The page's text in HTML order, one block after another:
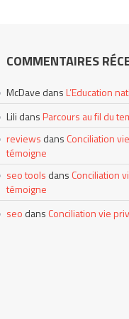
COMMENTAIRES
McDave dansL’Education
Lili dansParcours au fil du
reviews dans Conciliation
témoigne
seo tools dans Conciliation
témoigne
seo dans Conciliation vie